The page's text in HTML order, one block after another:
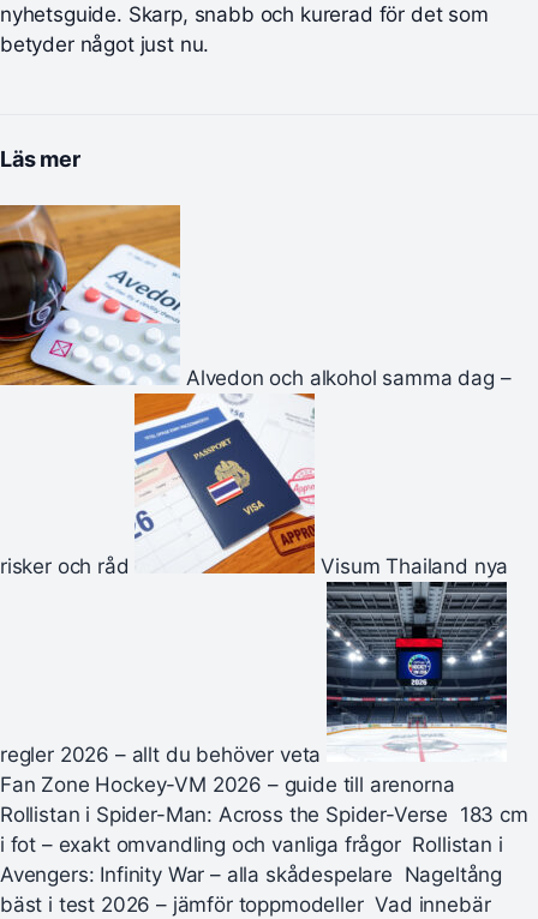
nyhetsguide. Skarp, snabb och kurerad för det som
betyder något just nu.
Läs mer
Alvedon och alkohol samma dag –
risker och råd Visum Thailand nya
regler 2026 – allt du behöver veta
Fan Zone Hockey-VM 2026 – guide till arenorna
Rollistan i Spider-Man: Across the Spider-Verse 183 cm
i fot – exakt omvandling och vanliga frågor Rollistan i
Avengers: Infinity War – alla skådespelare Nageltång
bäst i test 2026 – jämför toppmodeller Vad innebär